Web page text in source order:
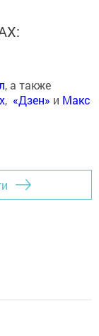
, а также
, «Дзен» и Макс